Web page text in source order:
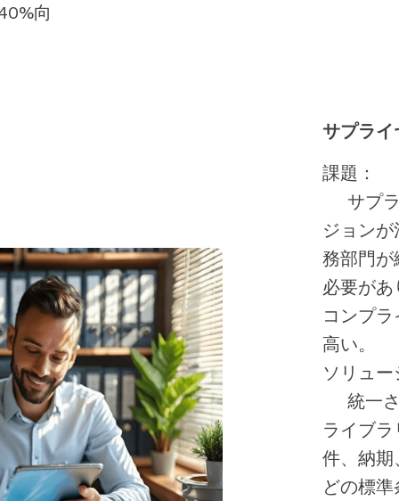
向
サプラ
課題 ：
サプラ
ジョン
務部門
必要が
コンプ
高い。
ソリュ
統一さ
ライブ
件、納
どの標